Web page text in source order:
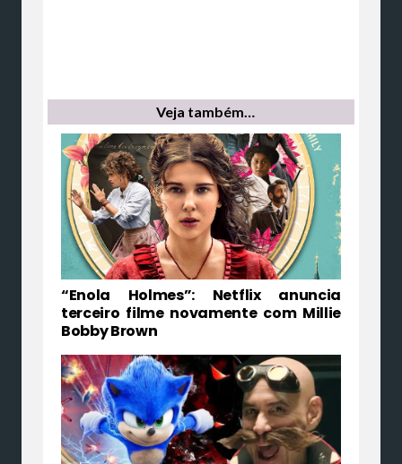
Veja também…
“Enola Holmes”: Netflix anuncia
terceiro filme novamente com Millie
Bobby Brown